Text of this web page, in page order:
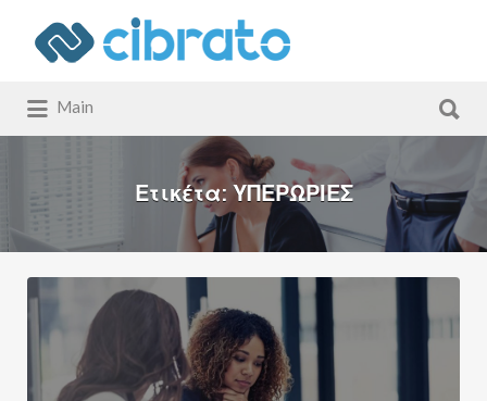
Αναζήτηση
για:
Main
για:
Ετικέτα:ΥΠΕΡΩΡΙΕΣ